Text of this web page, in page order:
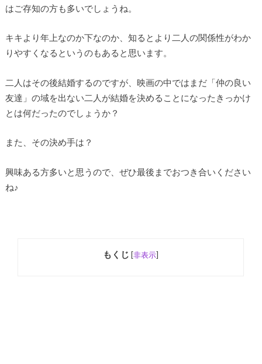
はご存知の方も多いでしょうね。
キキより年上なのか下なのか、知るとより二人の関係性がわか
りやすくなるというのもあると思います。
二人はその後結婚するのですが、映画の中ではまだ「仲の良い
友達」の域を出ない二人が結婚を決めることになったきっかけ
とは何だったのでしょうか？
また、その決め手は？
興味ある方多いと思うので、ぜひ最後までおつき合いください
ね♪
もくじ [非表示]